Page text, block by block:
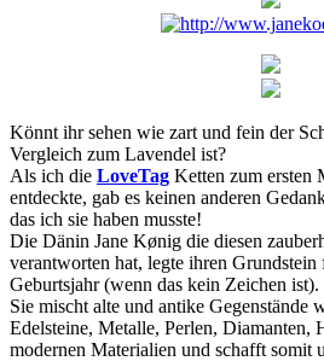
Könnt ihr sehen wie zart und fein der
Vergleich zum Lavendel ist?
Als ich die LoveTag Ketten zum ersten
entdeckte, gab es keinen anderen
das ich sie haben musste!
Die Dänin Jane Kønig die diesen
verantworten hat, legte ihren
Geburtsjahr (wenn das kein Zeichen ist).
Sie mischt alte und antike Gegenstände
Edelsteine, Metalle, Perlen, Diamanten,
modernen Materialien und schafft somit